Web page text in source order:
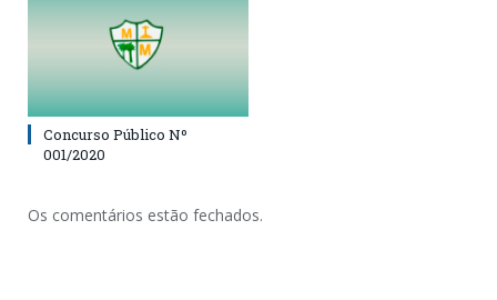
Concurso Público Nº
001/2020
Os comentários estão fechados.